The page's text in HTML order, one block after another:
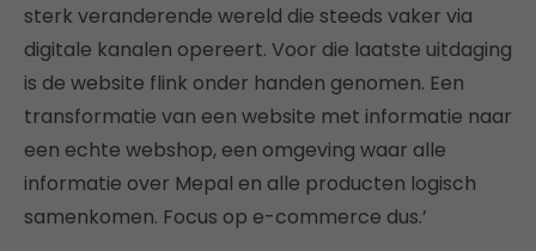
sterk veranderende wereld die steeds vaker via
digitale kanalen opereert. Voor die laatste uitdaging
is de website flink onder handen genomen. Een
transformatie van een website met informatie naar
een echte webshop, een omgeving waar alle
informatie over Mepal en alle producten logisch
samenkomen. Focus op e-commerce dus.’